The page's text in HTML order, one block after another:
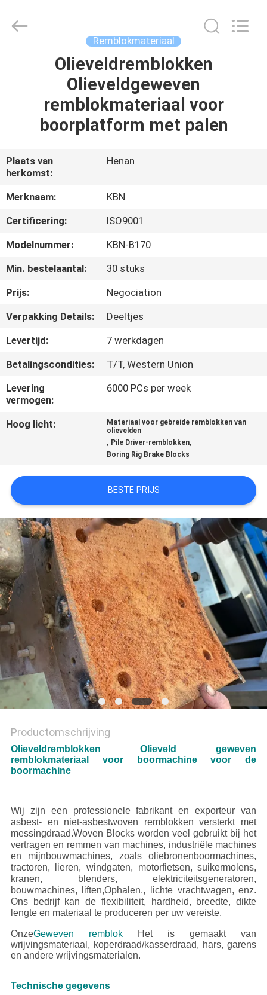
PRODUCTEN
ONGEVEER
ONS
FABRIEKSREIS
KWALITEITSCONTROLE
CONTACTEER
ONS
VERZOEK
CITAAT
SITEMAP
POLICY
Remblokmateriaal
Olieveldremblokken
Olieveldgeweven
remblokmateriaal voor
boorplatform met palen
Plaats van
herkomst:
Henan
Merknaam:
KBN
Certificering:
ISO9001
Modelnummer:
KBN-B170
Min. bestelaantal:
30 stuks
Prijs:
Negociation
Verpakking Details:
Deeltjes
Levertijd:
7 werkdagen
Betalingscondities:
T/T, Western Union
Levering
vermogen:
6000 PCs per week
Hoog licht:
Materiaal voor gebreide remblokken van
olievelden
, Pile Driver-remblokken,
Boring Rig Brake Blocks
BESTE PRIJS
Productomschrijving
Olieveldremblokken Olieveld geweven
remblokmateriaal voor boormachine voor de
boormachine
Wij zijn een professionele fabrikant en exporteur van
asbest- en niet-asbestwoven remblokken versterkt met
messingdraad.Woven Blocks worden veel gebruikt bij het
vertragen en remmen van machines, industriële machines
en mijnbouwmachines, zoals oliebronenboormachines,
tractoren, lieren, windgaten, motorfietsen, suikermolens,
kranen, blenders, elektriciteitsgeneratoren,
bouwmachines, liften,Ophalen., lichte vrachtwagen, enz.
Ons bedrijf kan de flexibiliteit, hardheid, breedte, dikte
lengte en materiaal te produceren per uw vereiste.
OnzeGeweven remblok
Het is gemaakt van
wrijvingsmateriaal, koperdraad/kasserdraad, hars, garens
en andere wrijvingsmaterialen.
Technische gegevens